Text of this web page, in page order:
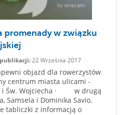
promenady w związku
22 Września 2017
objazd dla rowerzystów
miasta ulicami -
i Św. Wojciecha · w drugą
Samsela i Dominika Savio.
tabliczki z informacją o